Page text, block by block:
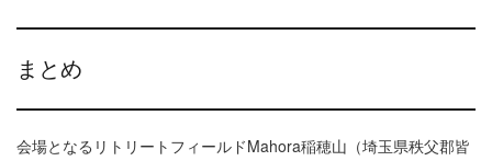
まとめ
会場となるリトリートフィールドMahora稲穂山（埼玉県秩父郡皆